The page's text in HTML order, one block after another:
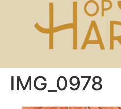
IMG_0978